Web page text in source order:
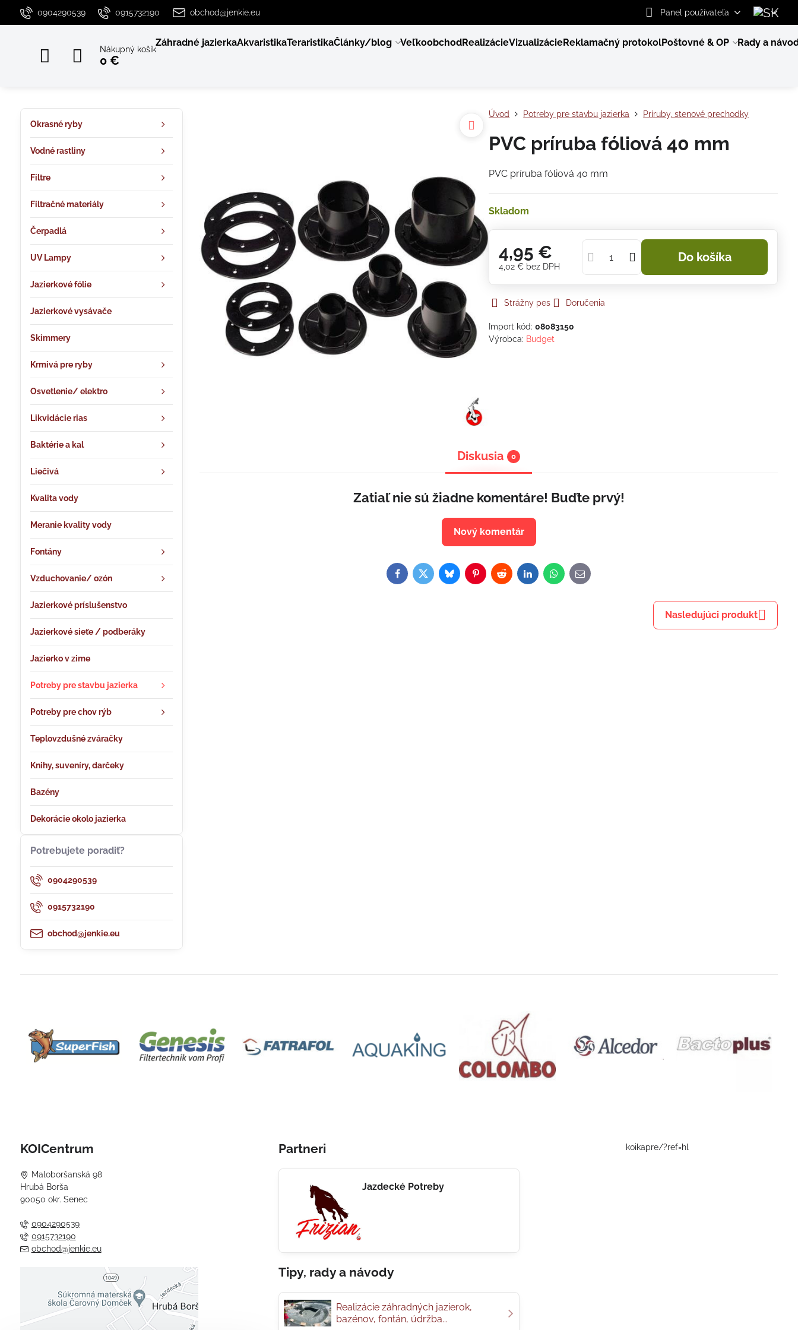
0904290539 0915732190 obchod@jenkie.eu Panel používateľa
Nákupný košík
0 €
Záhradné jazierkaAkvaristikaTeraristikaČlánky/blog VeľkoobchodRealizácieVizualizácieReklamačný protokolPoštovné & OP Rady a
Úvod Potreby pre stavbu jazierka Príruby, stenové prechodky
PVC príruba fóliová 40 mm
PVC príruba fóliová 40 mm
Skladom
4,95 €
4,02 € bez DPH
Do košíka
Strážny pes Doručenia
Import kód:08083150
Výrobca: Budget
Diskusia 0
Zatiaľ nie sú žiadne komentáre! Buďte prvý!
Nový komentár
Facebook
TwitterBlueskyPinterestRedditLinkedInWhatsApp
E-
mail
Nasledujúci produkt
Okrasné ryby
Vodné rastliny
Filtre
Filtračné materiály
Čerpadlá
UV Lampy
Jazierkové fólie
Jazierkové vysávače
Skimmery
Krmivá pre ryby
Osvetlenie/ elektro
Likvidácie rias
Baktérie a kal
Liečivá
Kvalita vody
Meranie kvality vody
Fontány
Vzduchovanie/ ozón
Jazierkové príslušenstvo
Jazierkové sieťe / podberáky
Jazierko v zime
Potreby pre stavbu jazierka
Potreby pre chov rýb
Teplovzdušné zváračky
Knihy, suveníry, darčeky
Bazény
Dekorácie okolo jazierka
Potrebujete poradiť?
0904290539
0915732190
obchod@jenkie.eu
KOICentrum
Maloboršanská 98
Hrubá Borša
90050 okr. Senec
0904290539
0915732190
obchod@jenkie.eu
Externý obsah je blokovaný
Voľbami súkromia
Partneri
Jazdecké Potreby
Tipy, rady a návody
Realizácie záhradných jazierok,
bazénov, fontán, údržba...
koikapre/?ref=hl